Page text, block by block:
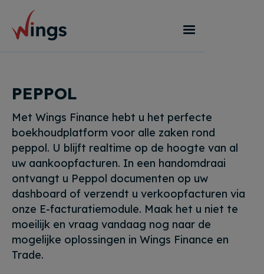
PEPPOL
Met Wings Finance hebt u het perfecte
boekhoudplatform voor alle zaken rond
peppol. U blijft realtime op de hoogte van al
uw aankoopfacturen. In een handomdraai
ontvangt u Peppol documenten op uw
dashboard of verzendt u verkoopfacturen via
onze E-facturatiemodule. Maak het u niet te
moeilijk en vraag vandaag nog naar de
mogelijke oplossingen in Wings Finance en
Trade.